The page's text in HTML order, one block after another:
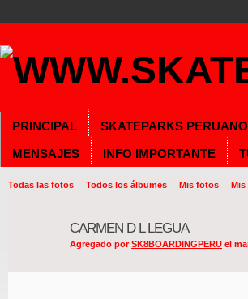
PRINCIPAL SKATEPARKS
MENSAJES
INFO IMPORTANTE
Todas las fotos Todos los álbumes Mis fotos Mis
CARMEN D L LEGUA
Agregado porSK8BOARDINGPERU el